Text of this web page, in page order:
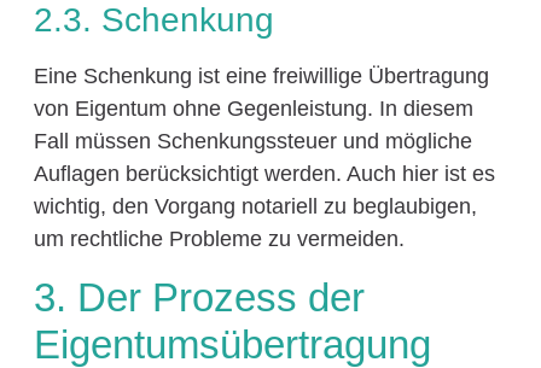
2.3. Schenkung
Eine Schenkung ist eine freiwillige Übertragung
von Eigentum ohne Gegenleistung. In diesem
Fall müssen Schenkungssteuer und mögliche
Auflagen berücksichtigt werden. Auch hier ist es
wichtig, den Vorgang notariell zu beglaubigen,
um rechtliche Probleme zu vermeiden.
3. Der Prozess der
Eigentumsübertragung